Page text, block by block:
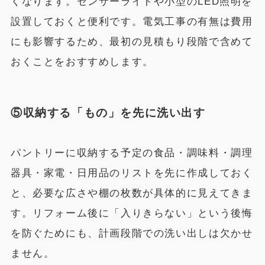
設置しておくと便利です。電気工事の有無は費用
にも影響するため、最初の見積もり段階で含めて
おくことをおすすめします。
⑤収納する「もの」を先に洗い出す
パントリーに収納する予定の食品・調味料・調理
器具・家電・日用品のリストを先に作成しておく
と、必要な広さや棚の枚数が具体的に見えてきま
す。リフォーム後に「入りきらない」という後悔
を防ぐためにも、計画段階での洗い出しは欠かせ
ません。